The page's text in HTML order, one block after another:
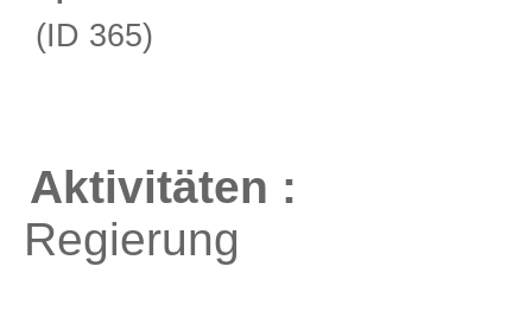
(ID 365)
Aktivitäten :
Regierung